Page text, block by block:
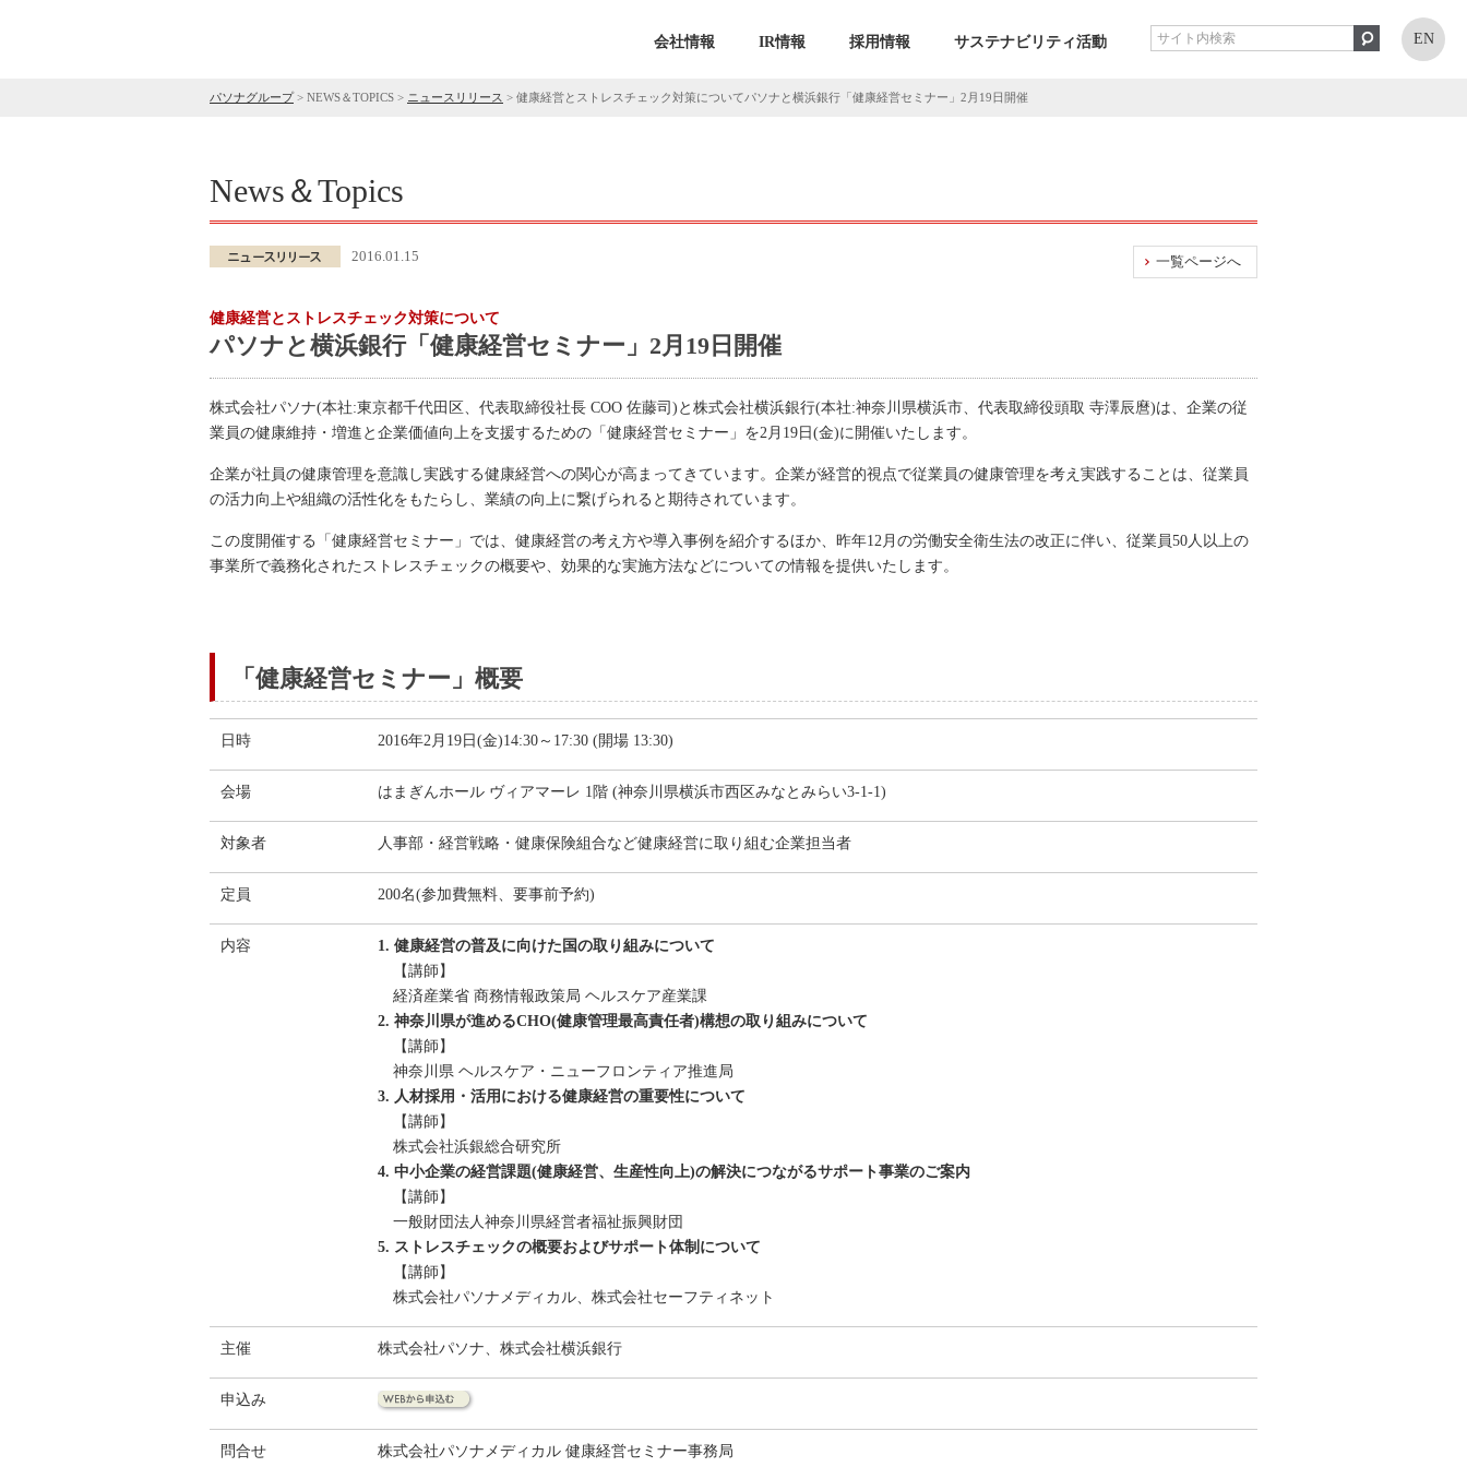
会社情報 IR情報 採用情報 サステナビリティ活動 EN
パソナグループ> NEWS＆TOPICS > ニュースリリース > 健康経営とストレスチェック対策についてパソナと横浜銀行「健康経営セミナー」2月19日開催
News＆Topics
一覧ページへ
2016.01.15
健康経営とストレスチェック対策について
パソナと横浜銀行「健康経営セミナー」2月19日開催
株式会社パソナ(本社:東京都千代田区、代表取締役社長 COO 佐藤司)と株式会社横浜銀行(本社:神奈川県横浜市、代表取締役頭取 寺澤辰麿)は、企業の従
業員の健康維持・増進と企業価値向上を支援するための「健康経営セミナー」を2月19日(金)に開催いたします。
企業が社員の健康管理を意識し実践する健康経営への関心が高まってきています。企業が経営的視点で従業員の健康管理を考え実践することは、従業員
の活力向上や組織の活性化をもたらし、業績の向上に繋げられると期待されています。
この度開催する「健康経営セミナー」では、健康経営の考え方や導入事例を紹介するほか、昨年12月の労働安全衛生法の改正に伴い、従業員50人以上の
事業所で義務化されたストレスチェックの概要や、効果的な実施方法などについての情報を提供いたします。
「健康経営セミナー」概要
日時 2016年2月19日(金)14:30～17:30 (開場 13:30)
会場 はまぎんホール ヴィアマーレ 1階 (神奈川県横浜市西区みなとみらい3-1-1)
対象者 人事部・経営戦略・健康保険組合など健康経営に取り組む企業担当者
定員 200名(参加費無料、要事前予約)
内容
1. 健康経営の普及に向けた国の取り組みについて
【講師】
経済産業省 商務情報政策局 ヘルスケア産業課
2. 神奈川県が進めるCHO(健康管理最高責任者)構想の取り組みについて
【講師】
神奈川県 ヘルスケア・ニューフロンティア推進局
3. 人材採用・活用における健康経営の重要性について
【講師】
株式会社浜銀総合研究所
4. 中小企業の経営課題(健康経営、生産性向上)の解決につながるサポート事業のご案内
【講師】
一般財団法人神奈川県経営者福祉振興財団
5. ストレスチェックの概要およびサポート体制について
【講師】
株式会社パソナメディカル、株式会社セーフティネット
主催 株式会社パソナ、株式会社横浜銀行
申込み
問合せ
株式会社パソナメディカル 健康経営セミナー事務局